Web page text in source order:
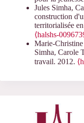
Jules Simha,
construction
territorialisée
⟨halshs-
Marie-
Simha, Carole
travail. 2012.